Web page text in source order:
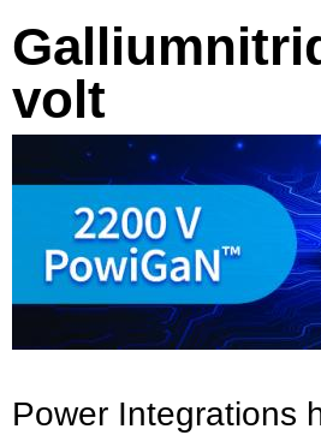
volt
Power Integrations